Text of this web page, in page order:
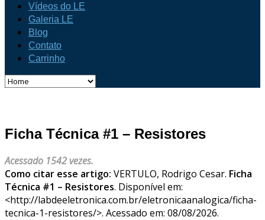
Vídeos do LE
Galeria LE
Blog
Contato
Carrinho
Ficha Técnica #1 – Resistores
Acessado 1542 vezes.
Como citar esse artigo: VERTULO, Rodrigo Cesar. Ficha
Técnica #1 – Resistores. Disponível em:
<http://labdeeletronica.com.br/eletronicaanalogica/ficha-
tecnica-1-resistores/>. Acessado em: 08/08/2026.